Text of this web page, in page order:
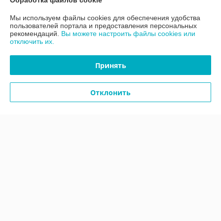
Контакты
Доставка и оплата
Мы используем файлы cookies для обеспечения удобства
пользователей портала и предоставления персональных
рекомендаций. Вы можете настроить файлы cookies или
отключить их.
Принять
Отклонить